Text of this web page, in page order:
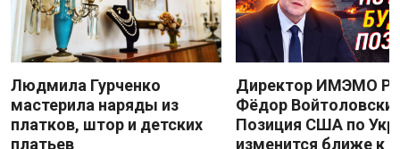
Людмила Гурченко
мастерила наряды из
платков, штор и детских
платьев
Директор ИМЭМО
Фёдор
Позиция США по
изменится ближе к